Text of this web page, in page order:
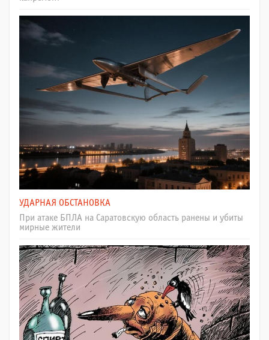
УДАРНАЯ ОБСТАНОВКА
При атаке БПЛА на Саратовскую область ранены и убиты
мирные жители